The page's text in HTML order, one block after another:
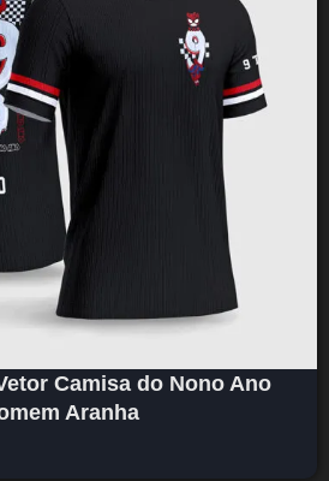
Camisa do Nono Ano
Aranha